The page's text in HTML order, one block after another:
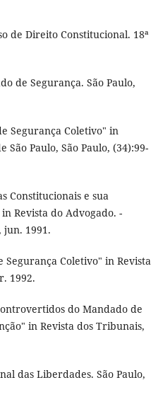
de Direito Constitucional. 18ª
de Segurança. São Paulo,
Segurança Coletivo" in
Paulo, São Paulo, (34):99-
Constitucionais e sua
Revista do Advogado. -
jun. 1991.
Segurança Coletivo" in Revista
1992.
do Mandado de
in Revista dos Tribunais,
das Liberdades. São Paulo,